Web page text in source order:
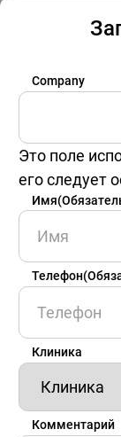
Company
Это поле
его следует
Имя
Телефон
Клиника
Комментарий